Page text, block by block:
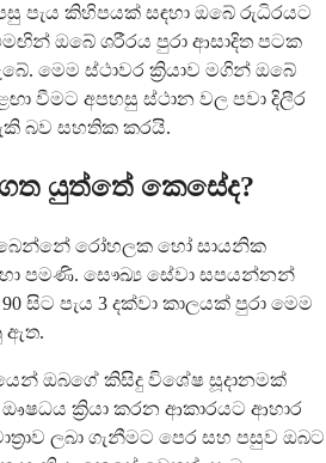
පැය කිහිපයක් සඳහා ඔබේ රුධිරයට
ඔබේ ශරීරය පුරා ආසාදිත පටක
මෙම ස්ථාවර ක්‍රියාව මගින් ඔබේ
වීමට අපහසු ස්ථාන වල පවා දිලීර
බව සහතික කරයි.
යුත්තේ කෙසේද?
රෝහලක හෝ සායනික
පමණි. සෞඛ්‍ය සේවා සපයන්නන්
සිට පැය 3 දක්වා කාලයක් පුරා මෙම
ඇත.
ඔබගේ කිසිදු විශේෂ සූදානමක්
ක්‍රියා කරන ආකාරයට ආහාර
ලබා ගැනීමට පෙර සහ පසුව ඔබට